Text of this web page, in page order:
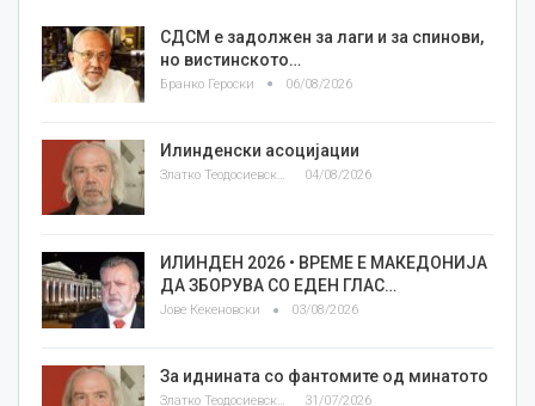
СДСМ е задолжен за лаги и за спинови,
но вистинското…
Бранко Героски 06/08/2026
Илинденски асоцијации
Златко Теодосиевски 04/08/2026
ИЛИНДЕН 2026 • ВРЕМЕ Е МАКЕДОНИЈА
ДА ЗБОРУВА СО ЕДЕН ГЛАС…
Јове Кекеновски 03/08/2026
За иднината со фантомите од минатото
Златко Теодосиевски 31/07/2026